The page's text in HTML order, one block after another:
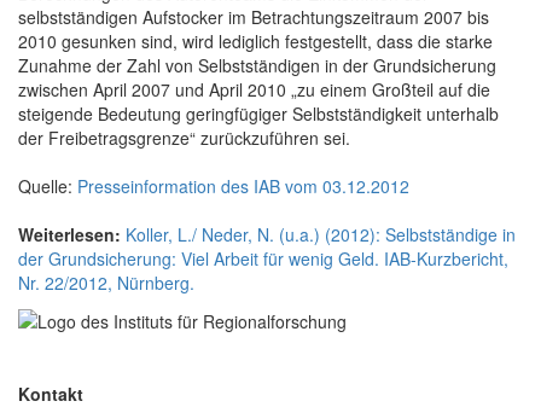
selbstständigen Aufstocker im Betrachtungszeitraum 2007 bis
2010 gesunken sind, wird lediglich festgestellt, dass die starke
Zunahme der Zahl von Selbstständigen in der Grundsicherung
zwischen April 2007 und April 2010 „zu einem Großteil auf die
steigende Bedeutung geringfügiger Selbstständigkeit unterhalb
der Freibetragsgrenze“ zurückzuführen sei.
Quelle: Presseinformation des IAB vom 03.12.2012
Weiterlesen: Koller, L./ Neder, N. (u.a.) (2012): Selbstständige in
der Grundsicherung: Viel Arbeit für wenig Geld. IAB-Kurzbericht,
Nr. 22/2012, Nürnberg.
Kontakt